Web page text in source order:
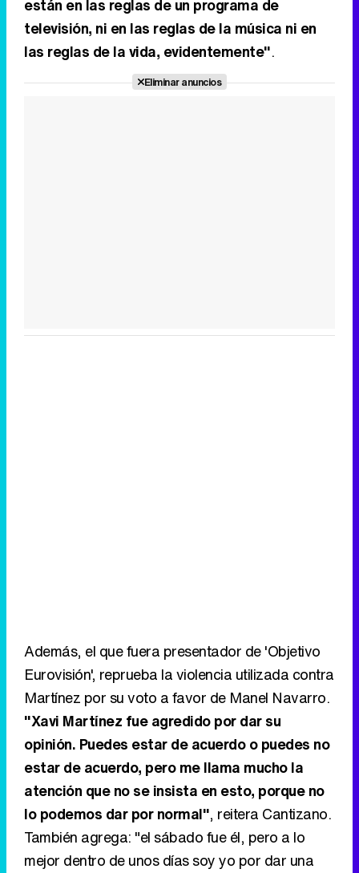
están en las reglas de un programa de
televisión, ni en las reglas de la música ni en
las reglas de la vida, evidentemente".
Eliminar anuncios
Además, el que fuera presentador de 'Objetivo
Eurovisión', reprueba la violencia utilizada contra
Martínez por su voto a favor de Manel Navarro.
"Xavi Martínez fue agredido por dar su
opinión. Puedes estar de acuerdo o puedes no
estar de acuerdo, pero me llama mucho la
atención que no se insista en esto, porque no
lo podemos dar por normal", reitera Cantizano.
También agrega: "el sábado fue él, pero a lo
mejor dentro de unos días soy yo por dar una